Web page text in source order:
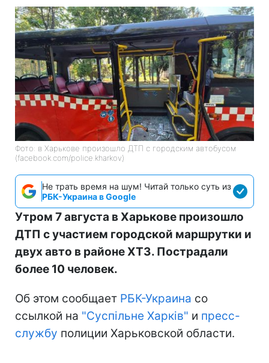
Фото: в Харькове произошло ДТП с городским автобусом
(facebook.com/police.kharkov)
Не трать время на шум! Читай только суть из
РБК-Украина в Google
Утром 7 августа в Харькове произошло
ДТП с участием городской маршрутки и
двух авто в районе ХТЗ. Пострадали
более 10 человек.
Об этом сообщает РБК-Украина со
ссылкой на "Суспільне Харків" и пресс-
службу полиции Харьковской области.